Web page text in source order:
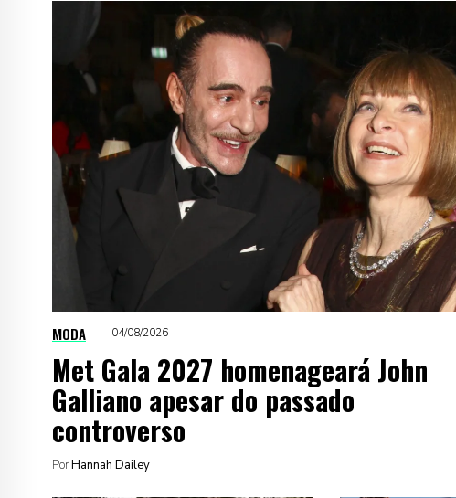
MODA 04/08/2026
Met Gala 2027 homenageará John
Galliano apesar do passado
controverso
PorHannah Dailey